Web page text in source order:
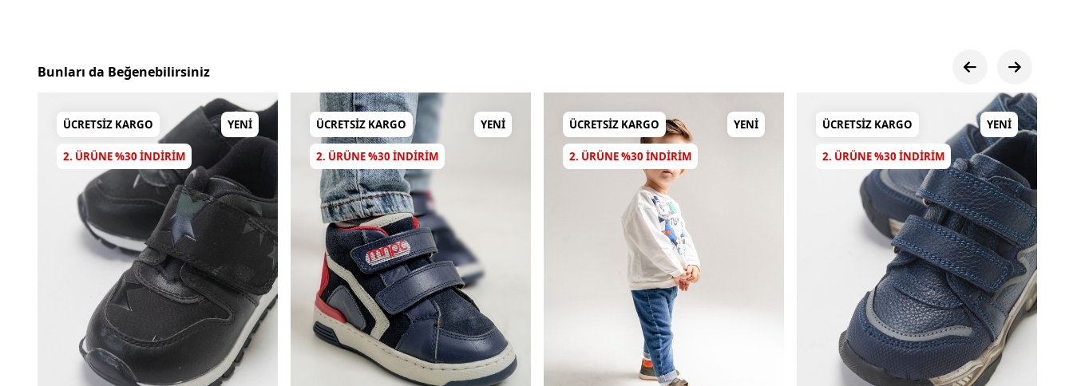
Bunları da Beğenebilirsiniz
ÜCRETSIZ KARGO YENI
2. ÜRÜNE %30 INDIRIM
ÜCRETSIZ KARGO YENI
2. ÜRÜNE %30 INDIRIM
ÜCRETSIZ KARGO YENI
2. ÜRÜNE %30 INDIRIM
ÜCRETSIZ KARGO YENI
2. ÜRÜNE %30 INDIRIM